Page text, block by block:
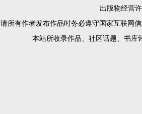
出版物经营
请所有作者发布作品时务必遵守国家互联网
本站所收录作品、社区话题、书库